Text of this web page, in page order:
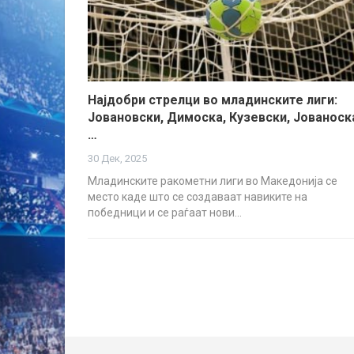
Најдобри стрелци во младинските лиги:
Јовановски, Димоска, Кузевски,
…
30 Дек, 2025
Младинските ракометни лиги во Македонија се
место каде што се создаваат навиките на
победници и се раѓаат нови…